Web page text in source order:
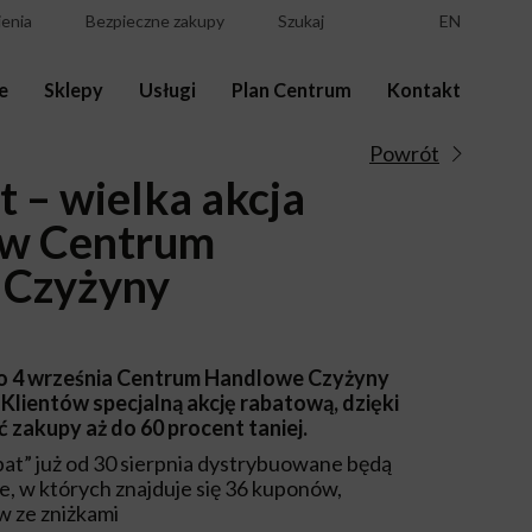
Bezpieczne zakupy Szukaj EN
Sklepy Usługi Plan Centrum Kontakt
Powrót
– wielka akcja
Centrum
4 września Centrum Handlowe Czyżyny
specjalną akcję rabatową, dzięki
zakupy aż do 60 procent taniej.
już od 30 sierpnia dystrybuowane będą
w których znajduje się 36 kuponów,
ze zniżkami